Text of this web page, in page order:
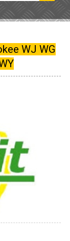
WJ WG